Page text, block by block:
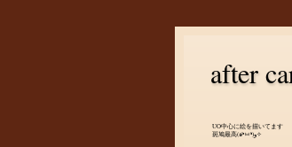
after
UO中心に絵を描いてます
斑鳩最高(๑•̀ㅂ•́)و✧